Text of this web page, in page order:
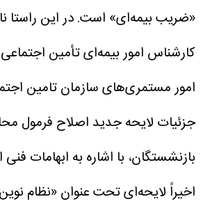
«ضریب بیمه‌ای» است.در این
کارشناس امور بیمه‌ای تأمین
امور مستمری‌های سازمان تامین
جزئیات لایحه جدید اصلاح فرمول
بازنشستگان، با اشاره به ابهامات
اخیراً لایحه‌ای تحت عنوان «نظام